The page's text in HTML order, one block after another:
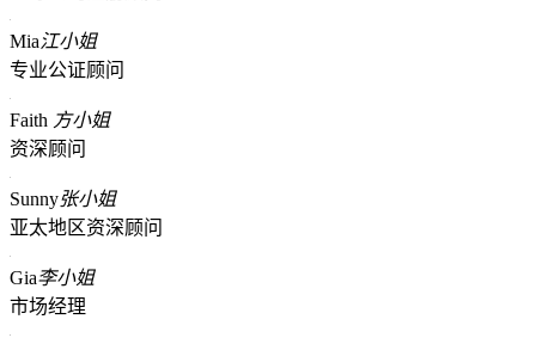
Mia江小姐
专业公证顾问
Faith 方小姐
资深顾问
Sunny张小姐
亚太地区资深顾问
Gia李小姐
市场经理